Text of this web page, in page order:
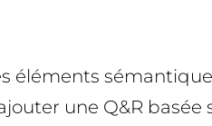
éléments
une Q&R